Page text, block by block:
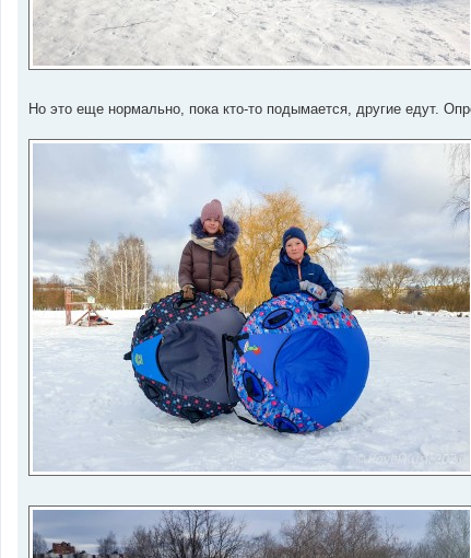
Но это еще нормально, пока кто-то подымается, другие едут.